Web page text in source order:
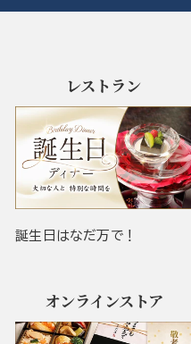
レストラン
誕生日はなだ万で！
オンラインストア